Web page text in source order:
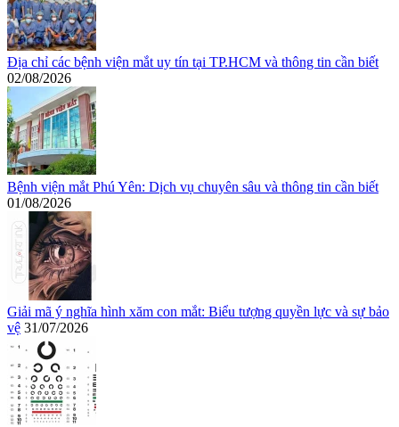
Địa chỉ các bệnh viện mắt uy tín tại TP.HCM và thông tin cần biết
02/08/2026
Bệnh viện mắt Phú Yên: Dịch vụ chuyên sâu và thông tin cần biết
01/08/2026
Giải mã ý nghĩa hình xăm con mắt: Biểu tượng quyền lực và sự bảo
vệ 31/07/2026